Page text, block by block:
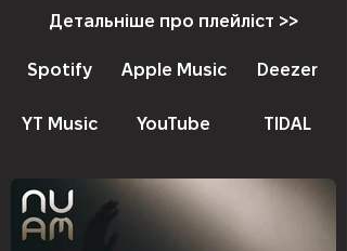
Детальніше про плейліст >>
Spotify Apple Music Deezer
YT Music YouTube TIDAL